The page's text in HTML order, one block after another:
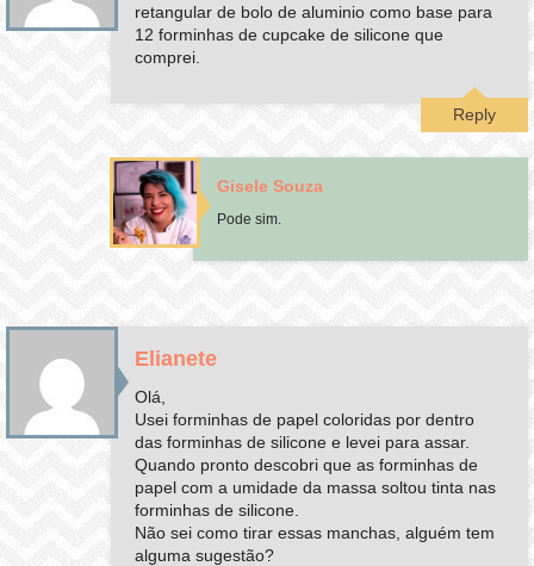
retangular de bolo de aluminio como base para
12 forminhas de cupcake de silicone que
comprei.
Reply
Gisele Souza
Pode sim.
Elianete
Olá,
Usei forminhas de papel coloridas por dentro
das forminhas de silicone e levei para assar.
Quando pronto descobri que as forminhas de
papel com a umidade da massa soltou tinta nas
forminhas de silicone.
Não sei como tirar essas manchas, alguém tem
alguma sugestão?